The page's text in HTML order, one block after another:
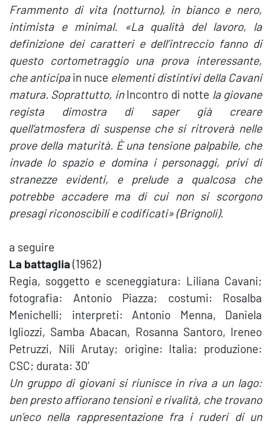
Frammento di vita (notturno), in bianco e nero,
intimista e minimal. «La qualità del lavoro, la
definizione dei caratteri e dell’intreccio fanno di
questo cortometraggio una prova interessante,
che anticipain nuce elementi distintivi della Cavani
matura. Soprattutto, inIncontro di notte la giovane
regista dimostra di saper già creare
quell’atmosfera di suspense che si ritroverà nelle
prove della maturità. È una tensione palpabile, che
invade lo spazio e domina i personaggi, privi di
stranezze evidenti, e prelude a qualcosa che
potrebbe accadere ma di cui non si scorgono
presagi riconoscibili e codificati» (Brignoli).
a seguire
La battaglia(1962)
Regia, soggetto e sceneggiatura: Liliana Cavani;
fotografia: Antonio Piazza; costumi: Rosalba
Menichelli; interpreti: Antonio Menna, Daniela
Igliozzi, Samba Abacan, Rosanna Santoro, Ireneo
Petruzzi, Nili Arutay; origine: Italia; produzione:
CSC; durata: 30′
Un gruppo di giovani si riunisce in riva a un lago:
ben presto affiorano tensioni e rivalità, che trovano
un’eco nella rappresentazione fra i ruderi di un